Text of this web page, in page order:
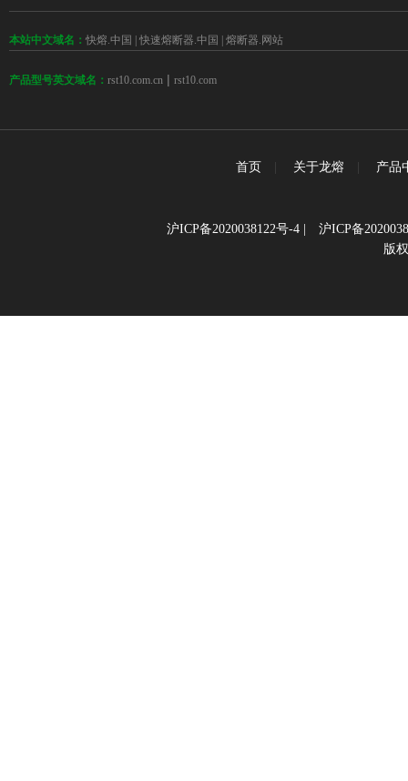
本站中文域名： 快熔.中国 快速熔断器.中国 熔断器.网站
产品型号英文域名： rst10.com.cn | rst10.com
首页 关于龙熔 产品
沪ICP备2020038122号-4| 沪ICP备
版